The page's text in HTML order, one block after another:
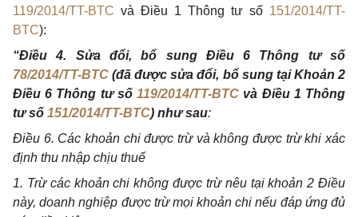
119/2014/TT-BTC và Điều 1 Thông tư số 151/2014/TT-
BTC):
“Điều 4. Sửa đổi, bổ sung Điều 6 Thông tư số
78/2014/TT-BTC (đã được sửa đổi, bổ sung tại Khoản 2
Điều 6 Thông tư số119/2014/TT-BTC và Điều 1 Thông
tư số 151/2014/TT-BTC) như sau:
Điều 6. Các khoản chi được trừ và không được trừ khi xác
định thu nhập chịu thuế
1. Trừ các khoản chi không được trừ nêu tại khoản 2 Điều
này, doanh nghiệp được trừ mọi khoản chi nếu đáp ứng đủ